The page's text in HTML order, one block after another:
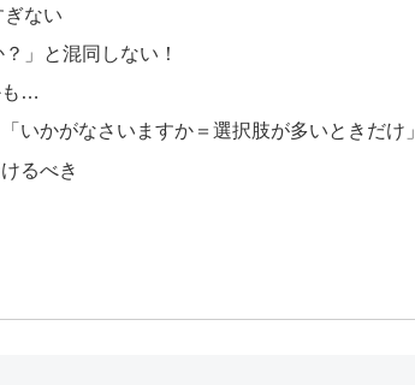
ない
」と混同しない！
も…
かがなさいますか＝選択肢が多いときだけ」
るべき